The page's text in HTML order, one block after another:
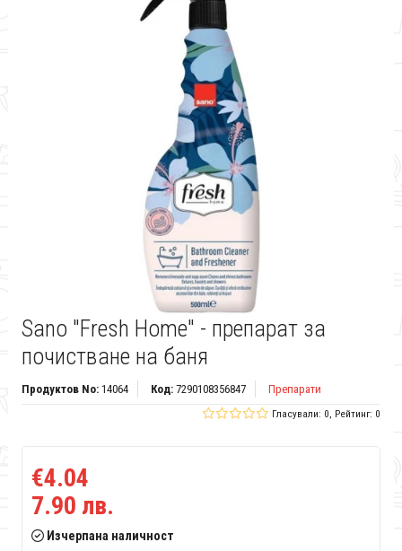
Sano "Fresh Home" - препарат за
почистване на баня
Продуктов No:14064 Код:7290108356847 Препарати
Гласували: 0, Рейтинг: 0
€4.04
7.90 лв.
Изчерпана наличност